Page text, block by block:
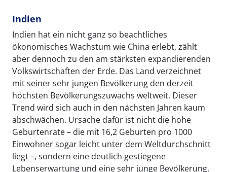
Indien
Indien hat ein nicht ganz so beachtliches
ökonomisches Wachstum wie China erlebt, zählt
aber dennoch zu den am stärksten expandierenden
Volkswirtschaften der Erde. Das Land verzeichnet
mit seiner sehr jungen Bevölkerung den derzeit
höchsten Bevölkerungszuwachs weltweit. Dieser
Trend wird sich auch in den nächsten Jahren kaum
abschwächen. Ursache dafür ist nicht die hohe
Geburtenrate – die mit 16,2 Geburten pro 1000
Einwohner sogar leicht unter dem Weltdurchschnitt
liegt –, sondern eine deutlich gestiegene
Lebenserwartung und eine sehr junge Bevölkerung,